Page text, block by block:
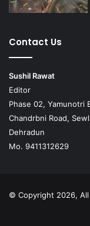
Contact Us
Sushil Rawat
Editor
Phase 02, Yamunotri
Chandrbni Road,
Dehradun
Mo. 9411312629
© Copyright 2026,